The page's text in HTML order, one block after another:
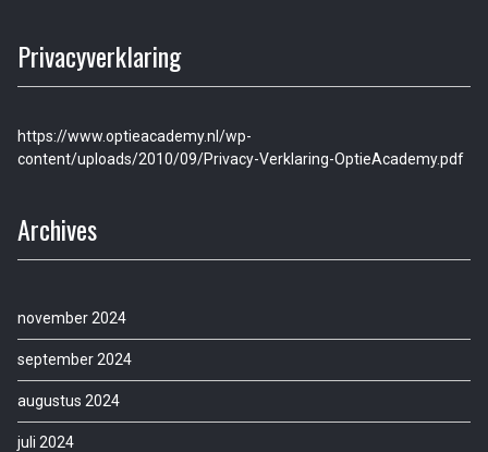
Privacyverklaring
https://www.optieacademy.nl/wp-
content/uploads/2010/09/Privacy-Verklaring-OptieAcademy.pdf
Archives
november 2024
september 2024
augustus 2024
juli 2024